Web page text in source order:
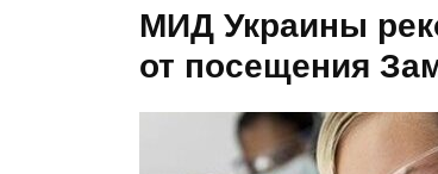
МИД Украины
от посещения